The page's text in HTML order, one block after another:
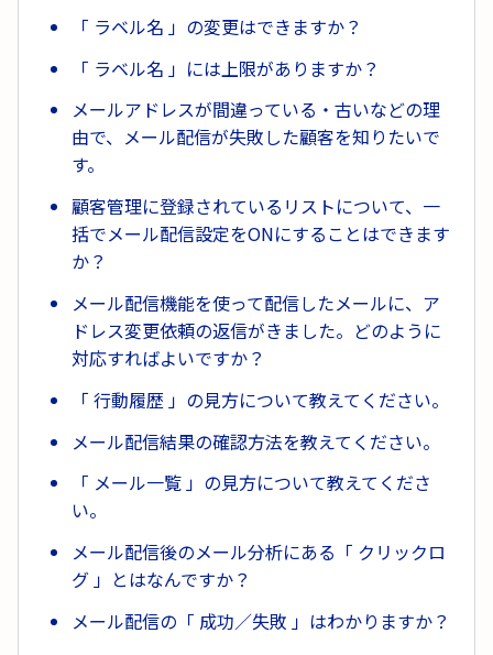
「 ラベル名 」の変更はできますか？
「 ラベル名 」には上限がありますか？
メールアドレスが間違っている・古いなどの理
由で、メール配信が失敗した顧客を知りたいで
す。
顧客管理に登録されているリストについて、一
括でメール配信設定をONにすることはできます
か？
メール配信機能を使って配信したメールに、ア
ドレス変更依頼の返信がきました。どのように
対応すればよいですか？
「 行動履歴 」の見方について教えてください。
メール配信結果の確認方法を教えてください。
「 メール一覧 」の見方について教えてくださ
い。
メール配信後のメール分析にある「 クリックロ
グ 」とはなんですか？
メール配信の「 成功／失敗 」はわかりますか？